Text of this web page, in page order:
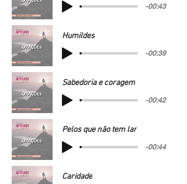
-00:43
Humildes
-00:39
Sabedoria e coragem
-00:42
Pelos que não tem lar
-00:44
Caridade